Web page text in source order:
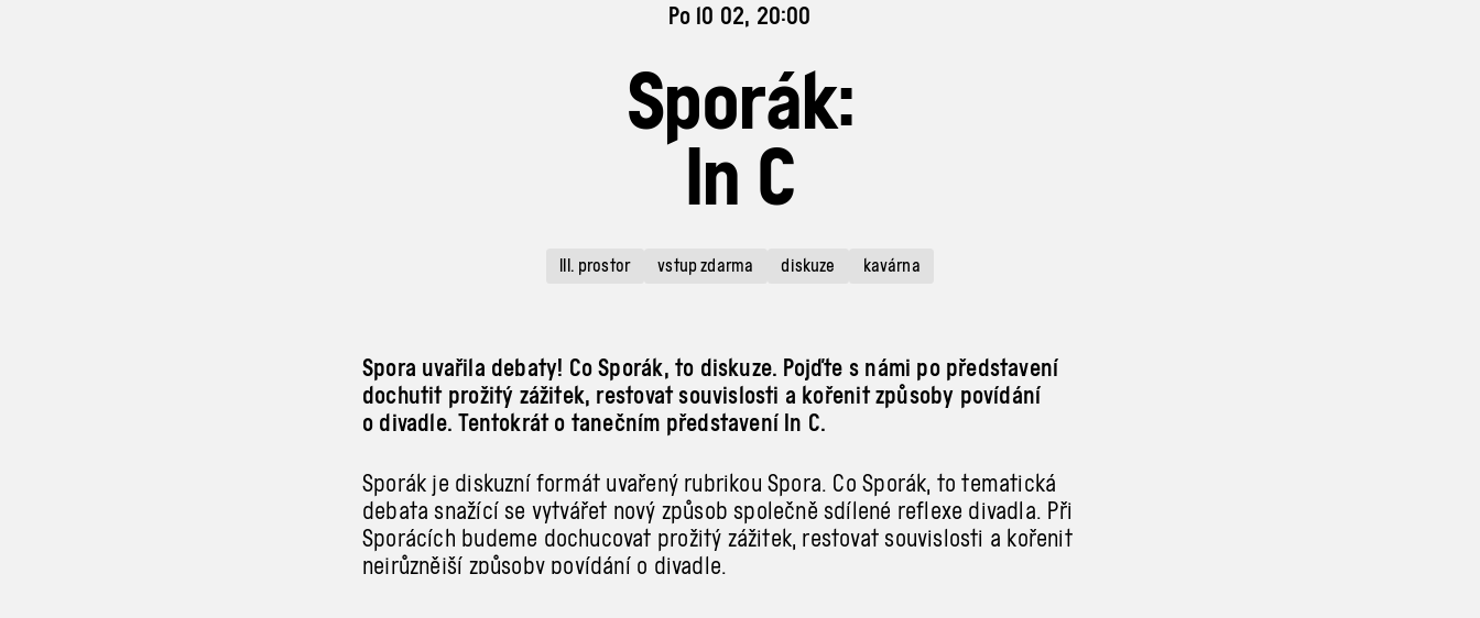
Po 10 02, 20:00
Sporák:
In C
III. prostor vstup zdarma diskuze kavárna
Spora uvařila debaty! Co Sporák, to diskuze. Pojďte s námi po představení
dochutit prožitý zážitek, restovat souvislosti a kořenit způsoby povídání
o divadle. Tentokrát o tanečním představení In C.
Sporák je diskuzní formát uvařený rubrikou Spora. Co Sporák, to tematická
debata snažící se vytvářet nový způsob společně sdílené reflexe divadla. Při
Sporácích budeme dochucovat prožitý zážitek, restovat souvislosti a kořenit
nejrůznější způsoby povídání o divadle.